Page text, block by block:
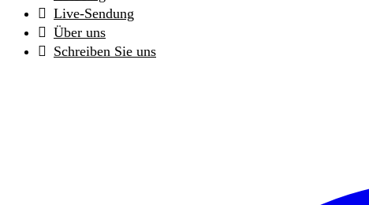
Live-Sendung
Über uns
Schreiben Sie uns